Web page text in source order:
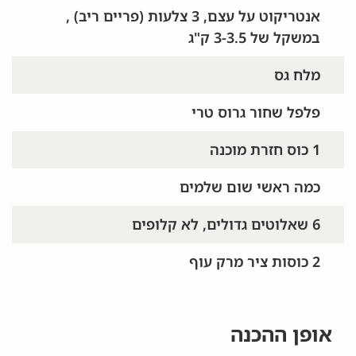
אנטריקוט על עצם, 3 צלעות (פריים ריב) ,
במשקל של 3-3.5 ק"ג
מלח גס
פלפל שחור גרוס טרי
1 כוס חזרת מוכנה
כמה ראשי שום שלמים
6 שאלוטים גדולים, לא קלופים
2 כוסות ציר מרק עוף
אופן ההכנה